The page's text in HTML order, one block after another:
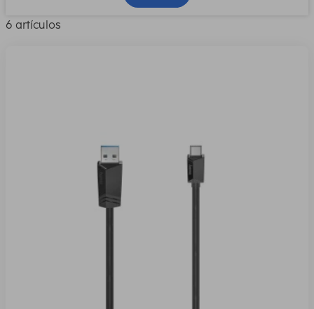
6 artículos